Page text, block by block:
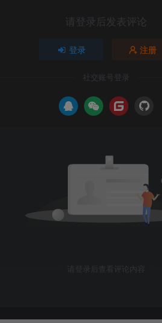
请登录后发表评论
登录 注册
社交账号登录
请登录后查看评论内容